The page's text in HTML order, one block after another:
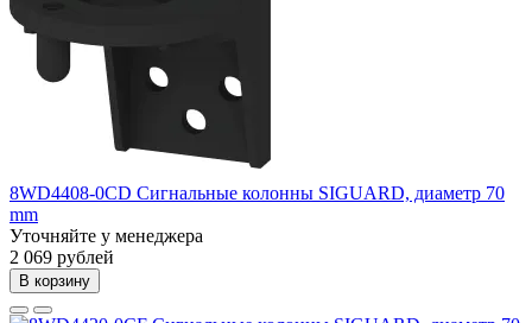
8WD4408-0CD Сигнальные колонны SIGUARD, диаметр 70
mm
Уточняйте у менеджера
2 069 рублей
В корзину